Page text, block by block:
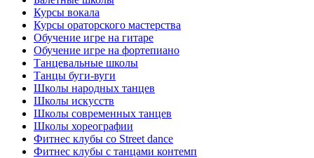
Курсы вокала
Курсы ораторского мастерства
Обучение игре на гитаре
Обучение игре на фортепиано
Танцевальные школы
Танцы буги-вуги
Школы народных танцев
Школы искусств
Школы современных танцев
Школы хореографии
Фитнес клубы со Street dance
Фитнес клубы с танцами контемп